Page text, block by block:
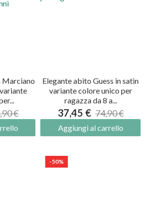
Marciano
€
Elegante abito Guess in satin
variante colore unico per
ragazza da 8 a...
37,45 € 74,90 €
Aggiungi al carrello
-50%